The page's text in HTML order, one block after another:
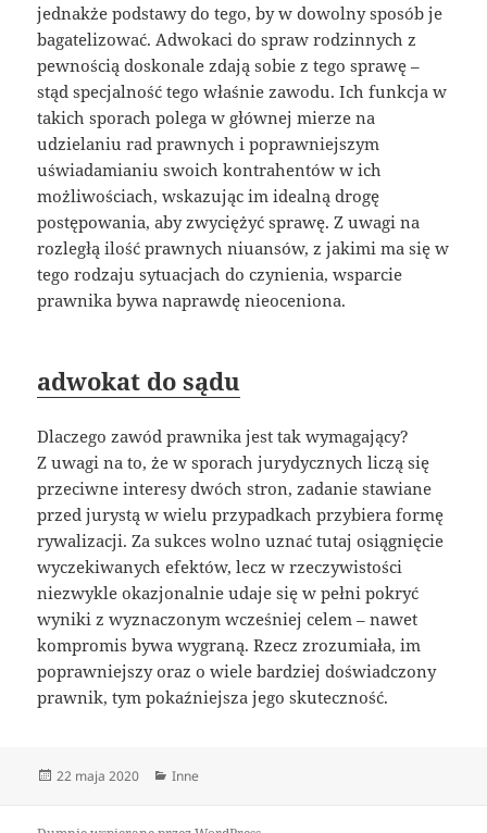
jednakże podstawy do tego, by w dowolny sposób je
bagatelizować. Adwokaci do spraw rodzinnych z
pewnością doskonale zdają sobie z tego sprawę –
stąd specjalność tego właśnie zawodu. Ich funkcja w
takich sporach polega w głównej mierze na
udzielaniu rad prawnych i poprawniejszym
uświadamianiu swoich kontrahentów w ich
możliwościach, wskazując im idealną drogę
postępowania, aby zwyciężyć sprawę. Z uwagi na
rozległą ilość prawnych niuansów, z jakimi ma się w
tego rodzaju sytuacjach do czynienia, wsparcie
prawnika bywa naprawdę nieoceniona.
adwokat do sądu
Dlaczego zawód prawnika jest tak wymagający?
Z uwagi na to, że w sporach jurydycznych liczą się
przeciwne interesy dwóch stron, zadanie stawiane
przed jurystą w wielu przypadkach przybiera formę
rywalizacji. Za sukces wolno uznać tutaj osiągnięcie
wyczekiwanych efektów, lecz w rzeczywistości
niezwykle okazjonalnie udaje się w pełni pokryć
wyniki z wyznaczonym wcześniej celem – nawet
kompromis bywa wygraną. Rzecz zrozumiała, im
poprawniejszy oraz o wiele bardziej doświadczony
prawnik, tym pokaźniejsza jego skuteczność.
Data
22 maja 2020 Kategorie
Inne